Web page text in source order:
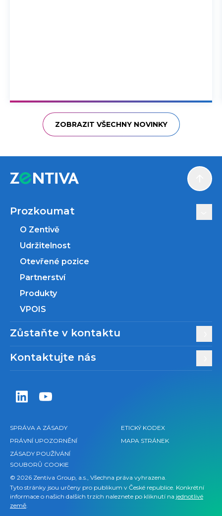
ZOBRAZIT VŠECHNY NOVINKY
Zentiva LinkedIn
Zentiva YouTube
Prozkoumat
O Zentivě
Udržitelnost
Otevřené pozice
Partnerství
Produkty
VPOIS
Zůstaňte v kontaktu
Kontaktujte nás
SPRÁVA A ZÁSADY
PRÁVNÍ UPOZORNĚNÍ
ZÁSADY POUŽÍVÁNÍ
SOUBORŮ COOKIE
ETICKÝ KODEX
MAPA STRÁNEK
© 2026 Zentiva Group, a.s., Všechna práva vyhrazena.
Tyto stránky jsou určeny pro publikum v České republice. Konkrétní
informace o našich dalších trzích naleznete po kliknutí na jednotlivé
země.